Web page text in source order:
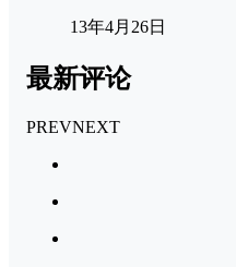
13年4月26日
最新评论
PREVNEXT